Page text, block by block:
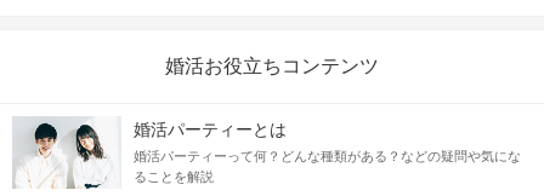
婚活お役立ちコンテンツ
婚活パーティーとは
婚活パーティーって何？どんな種類がある？などの疑問や気にな
ることを解説